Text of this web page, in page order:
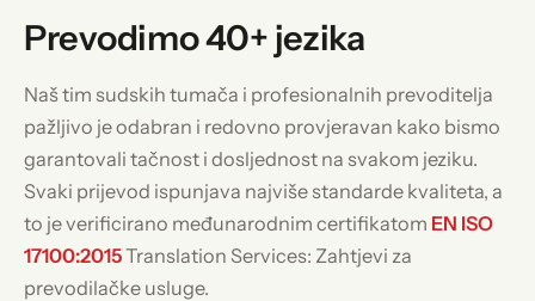
Prevodimo 40+ jezika
Naš tim sudskih tumača i profesionalnih prevoditelja
pažljivo je odabran i redovno provjeravan kako bismo
garantovali tačnost i dosljednost na svakom jeziku.
Svaki prijevod ispunjava najviše standarde kvaliteta, a
to je verificirano međunarodnim certifikatom EN ISO
17100:2015Translation Services: Zahtjevi za
prevodilačke usluge.